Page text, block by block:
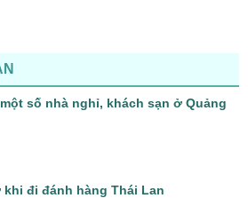
số nhà nghỉ, khách sạn ở Quảng
đi đánh hàng Thái Lan